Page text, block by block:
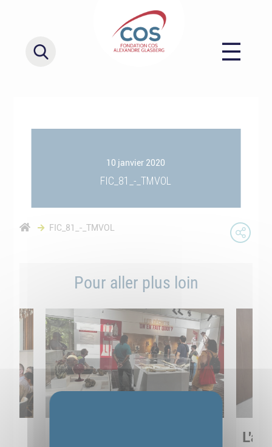
10 janvier 2020
FIC_81_-_TMVOL
FIC_81_-_TMVOL
Pour aller plus loin